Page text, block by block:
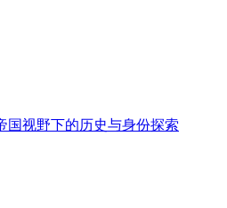
国视野下的历史与身份探索